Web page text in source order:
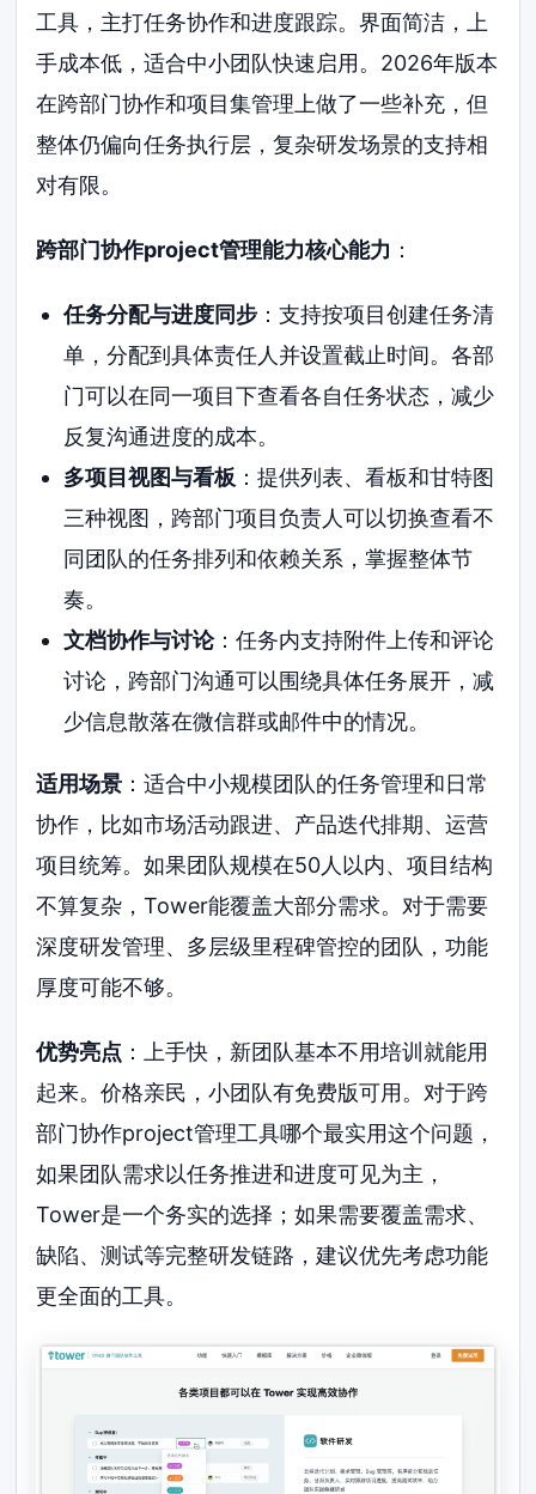
工具，主打任务协作和进度跟踪。界面简洁，上
手成本低，适合中小团队快速启用。2026年版本
在跨部门协作和项目集管理上做了一些补充，但
整体仍偏向任务执行层，复杂研发场景的支持相
对有限。
跨部门协作project管理能力核心能力 ：
任务分配与进度同步：支持按项目创建任务清
单，分配到具体责任人并设置截止时间。各部
门可以在同一项目下查看各自任务状态，减少
反复沟通进度的成本。
多项目视图与看板 ：提供列表、看板和甘特图
三种视图，跨部门项目负责人可以切换查看不
同团队的任务排列和依赖关系，掌握整体节
奏。
文档协作与讨论：任务内支持附件上传和评论
讨论，跨部门沟通可以围绕具体任务展开，减
少信息散落在微信群或邮件中的情况。
适用场景 ：适合中小规模团队的任务管理和日常
协作，比如市场活动跟进、产品迭代排期、运营
项目统筹。如果团队规模在50人以内、项目结构
不算复杂，Tower能覆盖大部分需求。对于需要
深度研发管理、多层级里程碑管控的团队，功能
厚度可能不够。
优势亮点 ：上手快，新团队基本不用培训就能用
起来。价格亲民，小团队有免费版可用。对于跨
部门协作project管理工具哪个最实用这个问题，
如果团队需求以任务推进和进度可见为主，
Tower是一个务实的选择；如果需要覆盖需求、
缺陷、测试等完整研发链路，建议优先考虑功能
更全面的工具。